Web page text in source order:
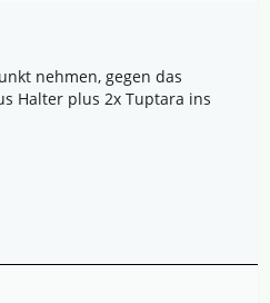
nehmen, gegen das
Halter plus 2x Tuptara ins